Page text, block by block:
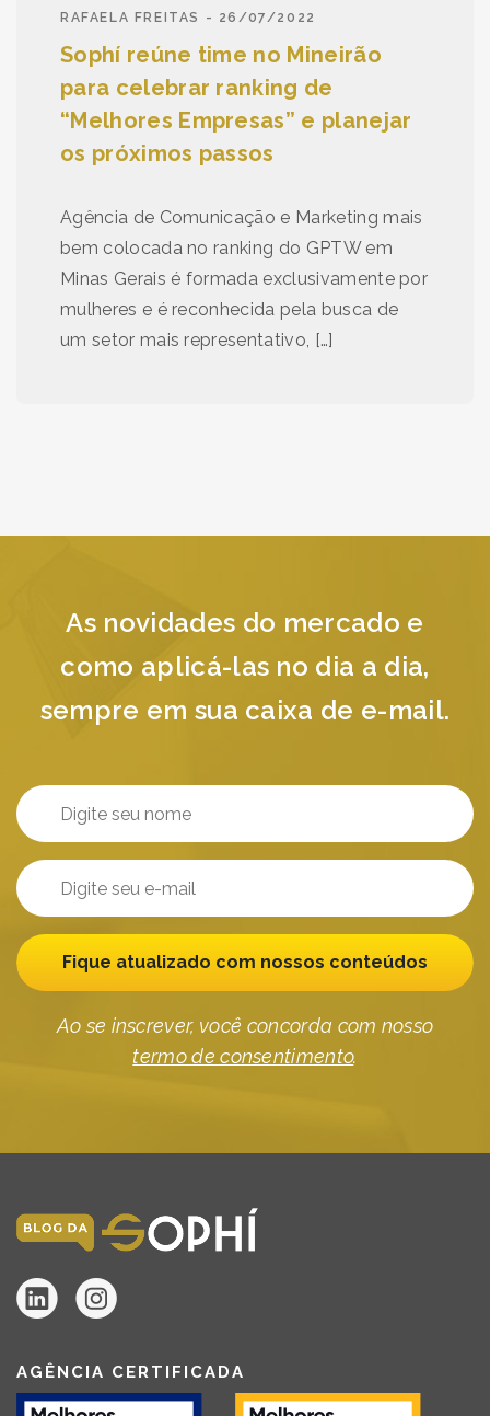
RAFAELA FREITAS - 26/07/2022
Sophí reúne time no Mineirão
para celebrar ranking de
“Melhores Empresas” e planejar
os próximos passos
Agência de Comunicação e Marketing mais
bem colocada no ranking do GPTW em
Minas Gerais é formada exclusivamente por
mulheres e é reconhecida pela busca de
um setor mais representativo, […]
As novidades do mercado e
como aplicá-las no dia a dia,
sempre em sua caixa de e-mail.
Fique atualizado com nossos conteúdos
Ao se inscrever, você concorda com nosso
termo de consentimento.
AGÊNCIA CERTIFICADA